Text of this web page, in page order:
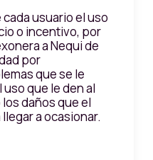
cada usuario el uso
o incentivo, por
a Nequi de
por
que se le
que le den al
daños que el
a ocasionar.